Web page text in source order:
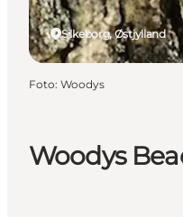
Woodys
Silkeborg, Østjylland
Foto: Woodys